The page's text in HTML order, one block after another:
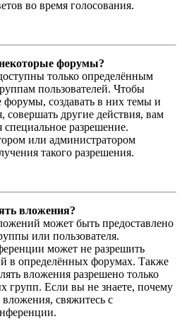
во время голосования.
форумы?
только определённым
пользователей. Чтобы
форумы, создавать в них темы и
совершать другие действия, вам
специальное разрешение.
или администратором
такого разрешения.
вложения?
может быть предоставлено
или пользователя.
может не разрешить
в определённых форумах. Также
вложения разрешено только
групп. Если вы не знаете, почему
свяжитесь с